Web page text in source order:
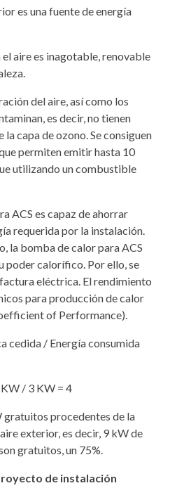
es una fuente de energía
aire es inagotable, renovable
del aire, así como los
es decir, no tienen
capa de ozono. Se consiguen
permiten emitir hasta 10
utilizando un combustible
ACS es capaz de ahorrar
requerida por la instalación.
la bomba de calor para ACS
poder calorífico. Por ello, se
eléctrica. El rendimiento
para producción de calor
of Performance).
cedida / Energía consumida
/ 3 KW = 4
gratuitos procedentes de la
exterior, es decir, 9 kW de
gratuitos, un 75%.
de instalación